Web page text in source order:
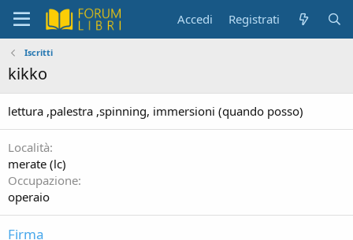
Accedi Registrati
Iscritti
kikko
lettura ,palestra ,spinning, immersioni (quando posso)
Località
merate (lc)
Occupazione
operaio
Firma